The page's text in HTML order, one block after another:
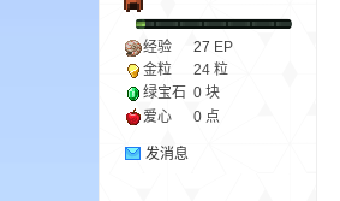
经验 27 EP
金粒
24 粒
绿宝石 0 块
爱心
0 点
发消息